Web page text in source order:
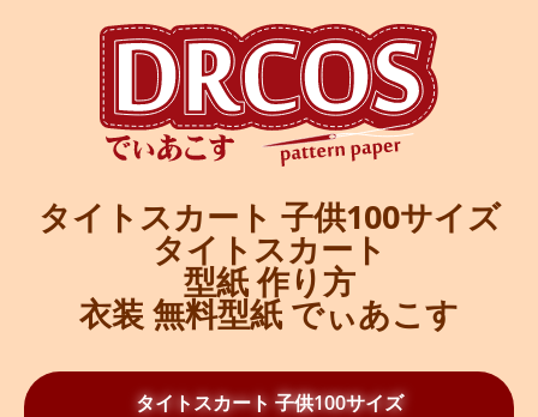
タイトスカート 子供100サイズ
タイトスカート
型紙 作り方
衣装 無料型紙 でぃあこす
タイトスカート 子供100サイズ